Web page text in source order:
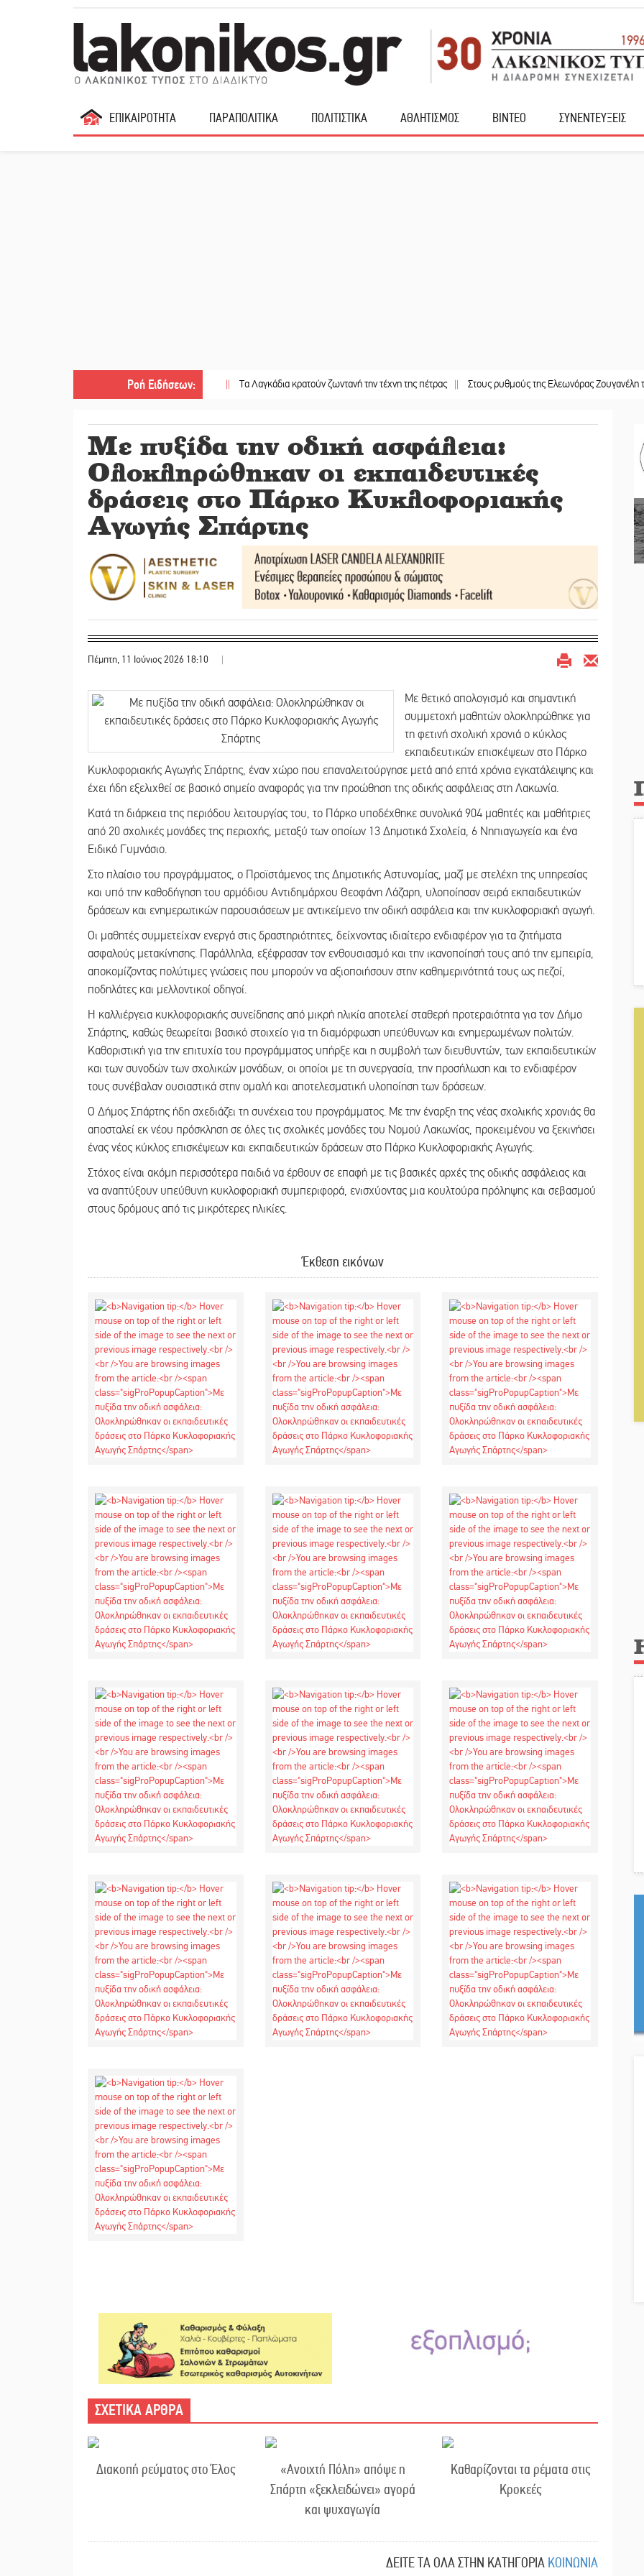
ΕΠΙΚΑΙΡΟΤΗΤΑ ΠΑΡΑΠΟΛΙΤΙΚΑ ΠΟΛΙΤΙΣΤΙΚΑ ΑΘΛΗΤΙΣΜΟΣ ΒΙΝΤΕΟ ΣΥΝΕΝΤΕΥΞΕΙΣ
Ροή Ειδήσεων:
|| Τα Λαγκάδια κρατούν ζωντανή την τέχνη της πέτρας || Στους ρυθμούς της Ελεωνόρας Ζουγανέλη το
Με πυξίδα την οδική ασφάλεια:
Ολοκληρώθηκαν οι εκπαιδευτικές
δράσεις στο Πάρκο Κυκλοφοριακής
Αγωγής Σπάρτης
Πέμπτη, 11 Ιούνιος 2026 18:10 |
Με θετικό απολογισμό και σημαντική
συμμετοχή μαθητών ολοκληρώθηκε για
τη φετινή σχολική χρονιά ο κύκλος
εκπαιδευτικών επισκέψεων στο Πάρκο
Κυκλοφοριακής Αγωγής Σπάρτης, έναν χώρο που επαναλειτούργησε μετά από επτά χρόνια εγκατάλειψης και
έχει ήδη εξελιχθεί σε βασικό σημείο αναφοράς για την προώθηση της οδικής ασφάλειας στη Λακωνία.
Κατά τη διάρκεια της περιόδου λειτουργίας του, το Πάρκο υποδέχθηκε συνολικά 904 μαθητές και μαθήτριες
από 20 σχολικές μονάδες της περιοχής, μεταξύ των οποίων 13 Δημοτικά Σχολεία, 6 Νηπιαγωγεία και ένα
Ειδικό Γυμνάσιο.
Στο πλαίσιο του προγράμματος, ο Προϊστάμενος της Δημοτικής Αστυνομίας, μαζί με στελέχη της υπηρεσίας
και υπό την καθοδήγηση του αρμόδιου Αντιδημάρχου Θεοφάνη Λάζαρη, υλοποίησαν σειρά εκπαιδευτικών
δράσεων και ενημερωτικών παρουσιάσεων με αντικείμενο την οδική ασφάλεια και την κυκλοφοριακή αγωγή.
Οι μαθητές συμμετείχαν ενεργά στις δραστηριότητες, δείχνοντας ιδιαίτερο ενδιαφέρον για τα ζητήματα
ασφαλούς μετακίνησης. Παράλληλα, εξέφρασαν τον ενθουσιασμό και την ικανοποίησή τους από την εμπειρία,
αποκομίζοντας πολύτιμες γνώσεις που μπορούν να αξιοποιήσουν στην καθημερινότητά τους ως πεζοί,
ποδηλάτες και μελλοντικοί οδηγοί.
Η καλλιέργεια κυκλοφοριακής συνείδησης από μικρή ηλικία αποτελεί σταθερή προτεραιότητα για τον Δήμο
Σπάρτης, καθώς θεωρείται βασικό στοιχείο για τη διαμόρφωση υπεύθυνων και ενημερωμένων πολιτών.
Καθοριστική για την επιτυχία του προγράμματος υπήρξε και η συμβολή των διευθυντών, των εκπαιδευτικών
και των συνοδών των σχολικών μονάδων, οι οποίοι με τη συνεργασία, την προσήλωση και το ενδιαφέρον
τους συνέβαλαν ουσιαστικά στην ομαλή και αποτελεσματική υλοποίηση των δράσεων.
Ο Δήμος Σπάρτης ήδη σχεδιάζει τη συνέχεια του προγράμματος. Με την έναρξη της νέας σχολικής χρονιάς θα
αποσταλεί εκ νέου πρόσκληση σε όλες τις σχολικές μονάδες του Νομού Λακωνίας, προκειμένου να ξεκινήσει
ένας νέος κύκλος επισκέψεων και εκπαιδευτικών δράσεων στο Πάρκο Κυκλοφοριακής Αγωγής.
Στόχος είναι ακόμη περισσότερα παιδιά να έρθουν σε επαφή με τις βασικές αρχές της οδικής ασφάλειας και
να αναπτύξουν υπεύθυνη κυκλοφοριακή συμπεριφορά, ενισχύοντας μια κουλτούρα πρόληψης και σεβασμού
στους δρόμους από τις μικρότερες ηλικίες.
Έκθεση εικόνων
ΣΧΕΤΙΚΑ ΑΡΘΡΑ
Διακοπή ρεύματος στο Έλος
«Ανοιχτή Πόλη» απόψε η
Σπάρτη «ξεκλειδώνει» αγορά
και ψυχαγωγία
Καθαρίζονται τα ρέματα στις
Κροκεές
ΔΕΙΤΕ ΤΑ ΟΛΑ ΣΤΗΝ ΚΑΤΗΓΟΡΙΑ ΚΟΙΝΩΝΙΑ